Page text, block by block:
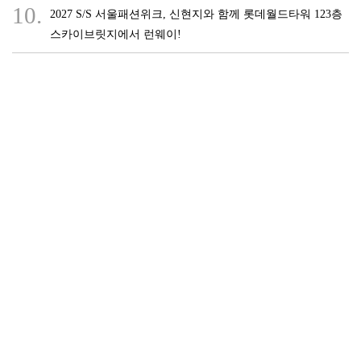
10.
2027 S/S 서울패션위크, 신현지와 함께 롯데월드타워 123층
스카이브릿지에서 런웨이!